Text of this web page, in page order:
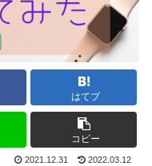
はてブ
コピー
2021.12.31 2022.03.12